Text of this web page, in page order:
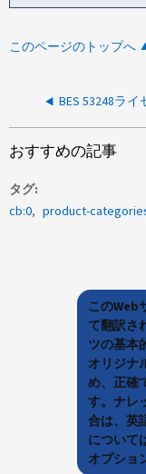
このページのトップへ
おすすめの記事
タグ
cb:0
product-
このWeb
て翻訳さ
ツの基本
オリジナ
め、正確
す。ナレ
合は、英
について
オプショ